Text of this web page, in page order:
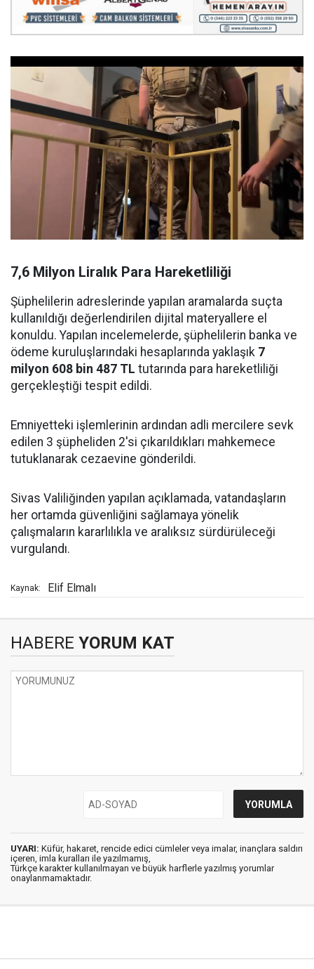
7,6 Milyon Liralık Para Hareketliliği
Şüphelilerin adreslerinde yapılan aramalarda suçta
kullanıldığı değerlendirilen dijital materyallere el
konuldu. Yapılan incelemelerde, şüphelilerin banka ve
ödeme kuruluşlarındaki hesaplarında yaklaşık 7
milyon 608 bin 487 TL tutarında para hareketliliği
gerçekleştiği tespit edildi.
Emniyetteki işlemlerinin ardından adli mercilere sevk
edilen 3 şüpheliden 2'si çıkarıldıkları mahkemece
tutuklanarak cezaevine gönderildi.
Sivas Valiliğinden yapılan açıklamada, vatandaşların
her ortamda güvenliğini sağlamaya yönelik
çalışmaların kararlılıkla ve aralıksız sürdürüleceği
vurgulandı.
Kaynak: Elif Elmalı
HABERE YORUM KAT
UYARI: Küfür, hakaret, rencide edici cümleler veya imalar, inançlara saldırı
içeren, imla kuralları ile yazılmamış,
Türkçe karakter kullanılmayan ve büyük harflerle yazılmış yorumlar
onaylanmamaktadır.